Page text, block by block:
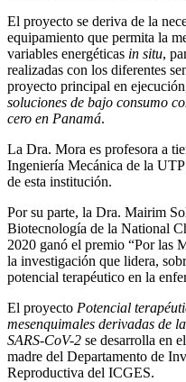
El proyecto se deriva de la
equipamiento que permita la
variables energéticas in situ,
realizadas con los diferentes
proyecto principal en
soluciones de bajo consumo
cero en Panamá.
La Dra. Mora es profesora a
Ingeniería Mecánica de la
de esta institución.
Por su parte, la Dra. Mairim
Biotecnología de la National
2020 ganó el premio “Por las
la investigación que lidera,
potencial terapéutico en la
El proyecto Potencial
mesenquimales derivadas de
SARS-CoV-2 se desarrolla en
madre del Departamento de
Reproductiva del ICGES.